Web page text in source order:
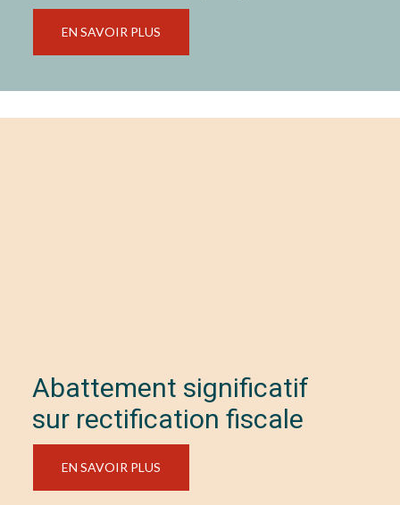
EN SAVOIR PLUS
Abattement significatif
sur rectification fiscale
EN SAVOIR PLUS